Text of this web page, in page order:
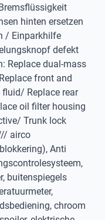
hinten ersetzen
/ Einparkhilfe
defekt
dual-mass
front and
Replace rear
oil filter housing
Trunk lock
airco
Anti
buitenspiegels
chroom